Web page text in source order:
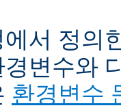
에서 정의
변수와
환경변수